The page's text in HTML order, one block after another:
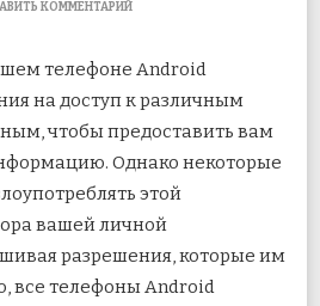
КОММЕНТАРИЙК
ВКЛЮЧИТЬ,
И
УПРАВЛЯТЬ
ПРИЛОЖЕНИЙ
НА
телефоне Android
на доступ к различным
чтобы предоставить вам
Однако некоторые
этой
вашей личной
разрешения, которые им
все телефоны Android